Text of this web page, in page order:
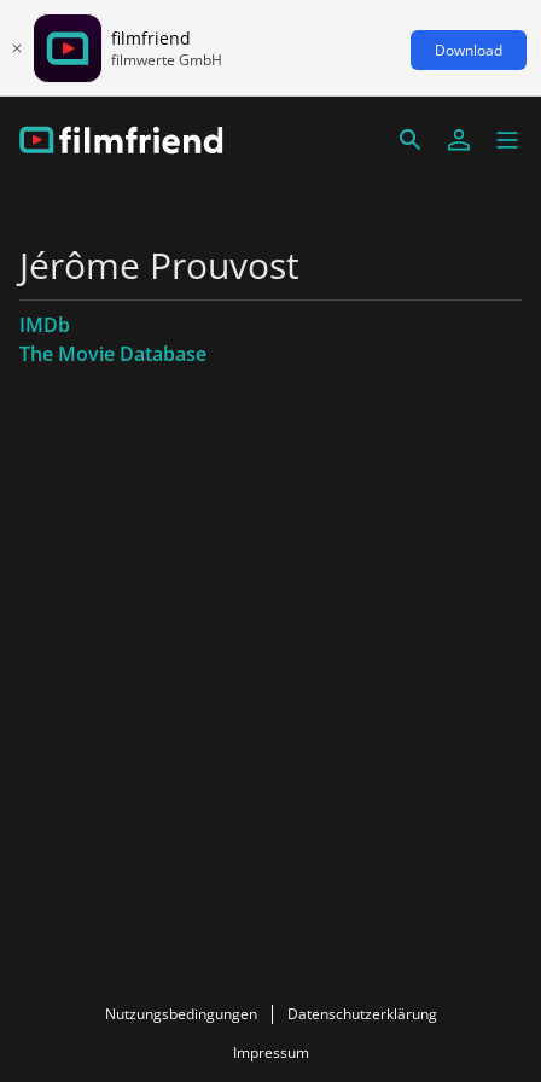
filmfriend
filmwerte GmbH Download
Jérôme Prouvost
IMDb
The Movie Database
Nutzungsbedingungen
Datenschutzerklärung
Impressum